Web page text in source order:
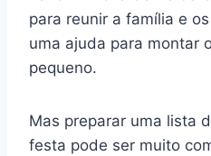
para reunir a família e
uma ajuda para montar
pequeno.
Mas preparar uma lista
festa pode ser muito